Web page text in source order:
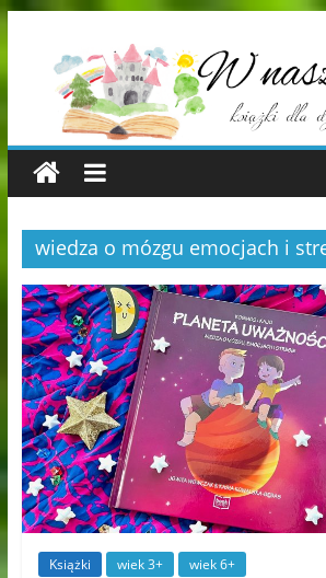
wiedza o mózgu emocjach i
Książki wiek 3+ wiek 6+